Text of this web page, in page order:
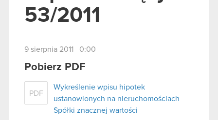
53/2011
9 sierpnia 2011 0:00
Pobierz PDF
PDF
Wykreślenie wpisu hipotek
ustanowionych na nieruchomościach
Spółki znacznej wartości